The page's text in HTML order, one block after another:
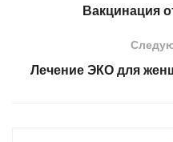
Вакцинация
Лечение ЭКО для